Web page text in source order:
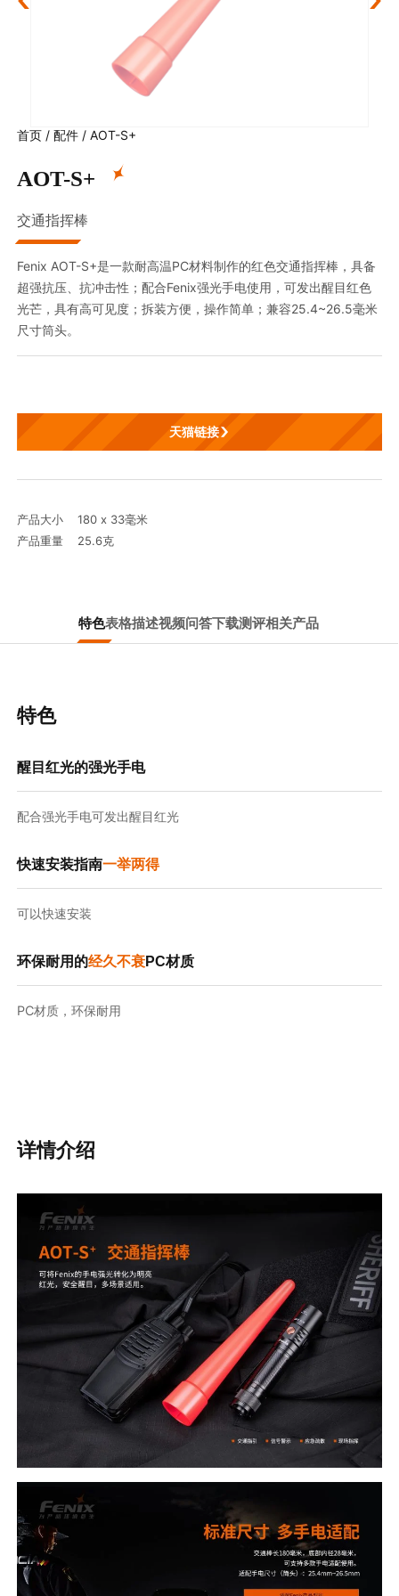
首页 /配件 /AOT-S+
AOT-S+
交通指挥棒
Fenix AOT-S+是一款耐高温PC材料制作的红色交通指挥棒，具备
超强抗压、抗冲击性；配合Fenix强光手电使用，可发出醒目红色
光芒，具有高可见度；拆装方便，操作简单；兼容25.4~26.5毫米
尺寸筒头。
天猫链接
产品大小 180 x 33毫米
产品重量 25.6克
特色表格描述视频问答下载测评相关产品
特色
醒目红光的强光手电
配合强光手电可发出醒目红光
快速安装指南一举两得
可以快速安装
环保耐用的经久不衰PC材质
PC材质，环保耐用
详情介绍